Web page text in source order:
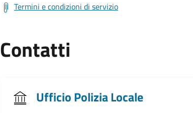
Termini e condizioni di servizio
Contatti
Ufficio Polizia Locale